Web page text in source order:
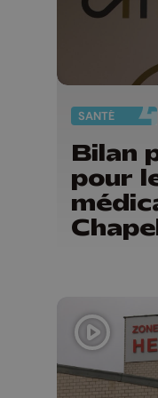
SANTÉ
Bilan
pour